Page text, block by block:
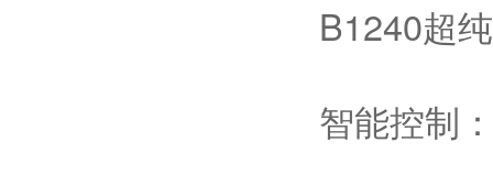
B1240超
智能控制